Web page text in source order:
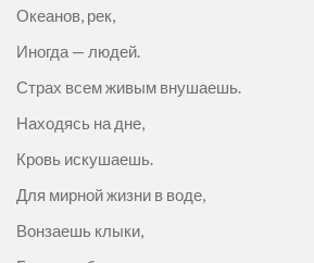
Океанов, рек,
Иногда — людей.
Страх всем живым внушаешь.
Находясь на дне,
Кровь искушаешь.
Для мирной жизни в воде,
Вонзаешь клыки,